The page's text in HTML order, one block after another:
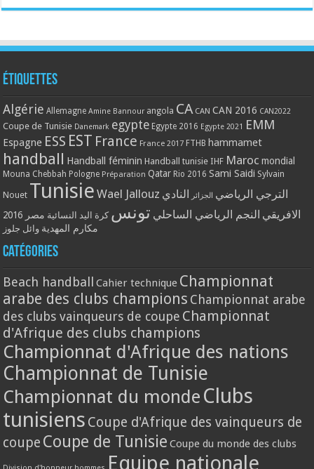
Étiquettes
Algérie Allemagne Amine Bannour angola CA CAN CAN 2016 CAN2022
Coupe de Tunisie Danemark egypte Egypte 2016 Egypte 2021 EMM
Espagne ESS EST France France 2017 FTHB hammamet
handball Handball féminin Handball tunisie IHF Maroc mondial
Mouna Chebbah Pologne Préparation Qatar Rio 2016 Sami Saidi Sylvain
Nouet Tunisie Wael Jallouz الترجي الرياضي الجزائر النادي
الافريقي النجم الرياضي الساحلي تونس كرة اليد النسائية مصر 2016
مكارم المهدية وائل جلوز
Catégories
Beach handball Cahier technique Championnat
arabe des clubs champions Championnat arabe
des clubs vainqueurs de coupe Championnat
d'Afrique des clubs champions
Championnat d'Afrique des nations
Championnat de Tunisie
Championnat du monde Clubs
tunisiens Coupe d'Afrique des vainqueurs de
coupe Coupe de Tunisie Coupe du monde des clubs
Equipe nationale